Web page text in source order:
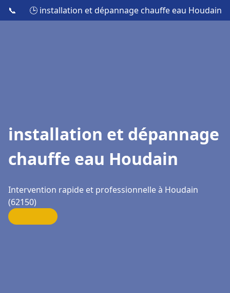
📞 🕒 installation et dépannage chauffe eau Houdain
installation et dépannage
chauffe eau Houdain
Intervention rapide et professionnelle à Houdain
(62150)